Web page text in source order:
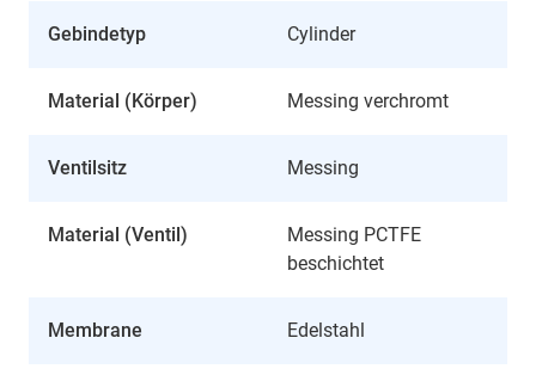
Gebindetyp Cylinder
Material (Körper) Messing verchromt
Ventilsitz Messing
Material (Ventil)
Messing PCTFE
beschichtet
Membrane Edelstahl